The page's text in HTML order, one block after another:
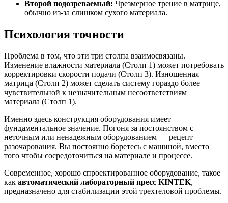
Второй подозреваемый: Чрезмерное трение в матрице,
обычно из-за слишком сухого материала.
Психология точности
Проблема в том, что эти три столпа взаимосвязаны.
Изменение влажности материала (Столп 1) может потребовать
корректировки скорости подачи (Столп 3). Изношенная
матрица (Столп 2) может сделать систему гораздо более
чувствительной к незначительным несоответствиям
материала (Столп 1).
Именно здесь конструкция оборудования имеет
фундаментальное значение. Погоня за постоянством с
неточным или ненадежным оборудованием — рецепт
разочарования. Вы постоянно боретесь с машиной, вместо
того чтобы сосредоточиться на материале и процессе.
Современное, хорошо спроектированное оборудование, такое
как автоматический лабораторный пресс KINTEK,
предназначено для стабилизации этой трехтеловой проблемы.